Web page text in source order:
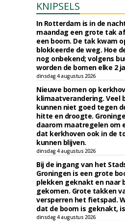
KNIPSELS
In Rotterdam is in de
maandag een grote tak
een boom. De tak kwam
blokkeerde de weg. Hoe
nog onbekend; volgens
worden de bomen elke 2
dinsdag 4 augustus 2026
Nieuwe bomen op
klimaatverandering. Veel
kunnen niet goed tegen
hitte en droogte.
daarom maatregelen om
dat kerkhoven ook in de
kunnen blijven.
dinsdag 4 augustus 2026
Bij de ingang van het
Groningen is een grote
plekken geknakt en naar
gekomen. Grote takken
versperren het fietspad.
dat de boom is geknakt,
dinsdag 4 augustus 2026